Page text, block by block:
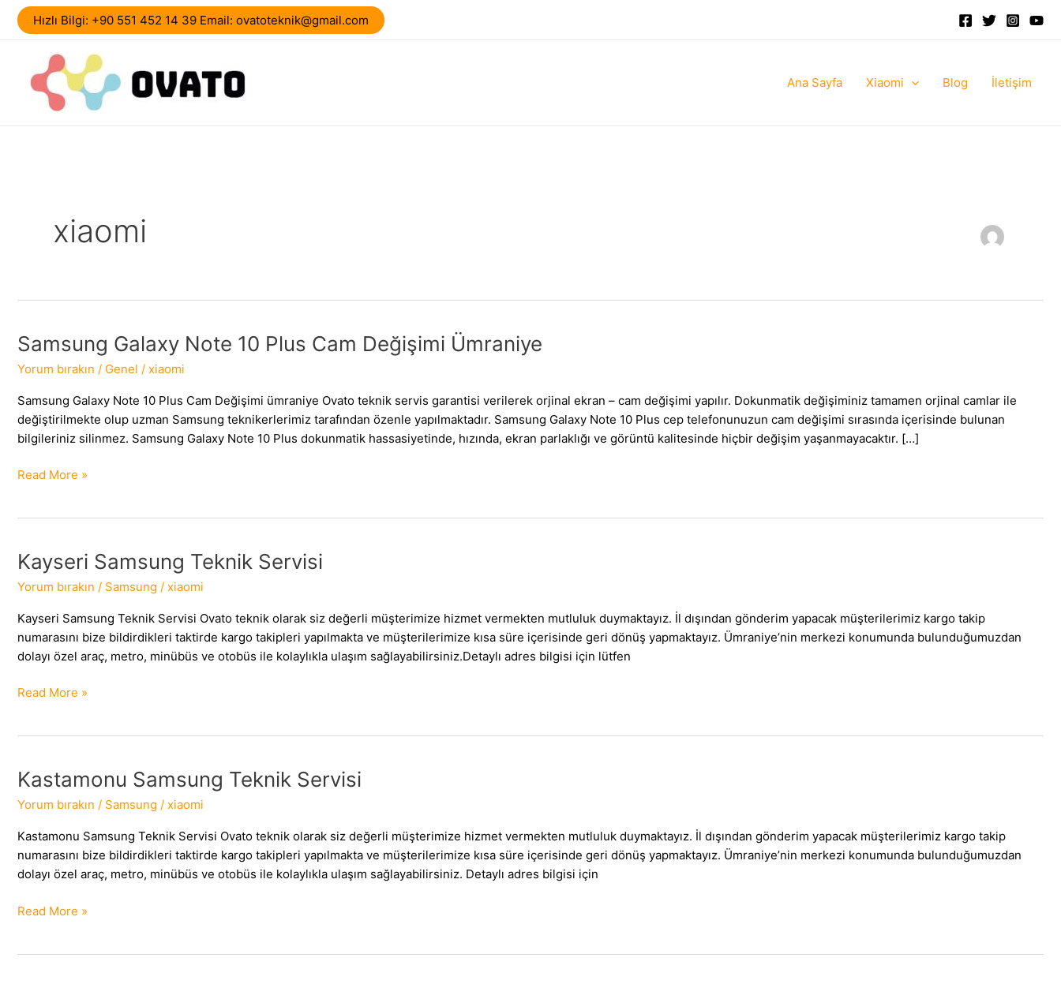
İçeriğe
atla
Hızlı Bilgi: +90 551 452 14 39 Email: ovatoteknik@gmail.com
Ana Sayfa Xiaomi Blog İletişim
xiaomi
Samsung Galaxy Note 10 Plus Cam Değişimi Ümraniye
Yorum bırakın / Genel / xiaomi
Samsung Galaxy Note 10 Plus Cam Değişimi ümraniye Ovato teknik servis garantisi verilerek orjinal ekran – cam değişimi yapılır. Dokunmatik değişiminiz tamamen orjinal camlar ile
değiştirilmekte olup uzman Samsung teknikerlerimiz tarafından özenle yapılmaktadır. Samsung Galaxy Note 10 Plus cep telefonunuzun cam değişimi sırasında içerisinde bulunan
bilgileriniz silinmez. Samsung Galaxy Note 10 Plus dokunmatik hassasiyetinde, hızında, ekran parlaklığı ve görüntü kalitesinde hiçbir değişim yaşanmayacaktır. […]
Samsung
Cam
Değişimi
Read More »
Kayseri Samsung Teknik Servisi
Yorum bırakın / Samsung / xiaomi
Kayseri Samsung Teknik Servisi Ovato teknik olarak siz değerli müşterimize hizmet vermekten mutluluk duymaktayız. İl dışından gönderim yapacak müşterilerimiz kargo takip
numarasını bize bildirdikleri taktirde kargo takipleri yapılmakta ve müşterilerimize kısa süre içerisinde geri dönüş yapmaktayız. Ümraniye’nin merkezi konumunda bulunduğumuzdan
dolayı özel araç, metro, minübüs ve otobüs ile kolaylıkla ulaşım sağlayabilirsiniz.Detaylı adres bilgisi için lütfen
Kayseri
Read More »
Kastamonu Samsung Teknik Servisi
Yorum bırakın / Samsung / xiaomi
Kastamonu Samsung Teknik Servisi Ovato teknik olarak siz değerli müşterimize hizmet vermekten mutluluk duymaktayız. İl dışından gönderim yapacak müşterilerimiz kargo takip
numarasını bize bildirdikleri taktirde kargo takipleri yapılmakta ve müşterilerimize kısa süre içerisinde geri dönüş yapmaktayız. Ümraniye’nin merkezi konumunda bulunduğumuzdan
dolayı özel araç, metro, minübüs ve otobüs ile kolaylıkla ulaşım sağlayabilirsiniz. Detaylı adres bilgisi için
Kastamonu
Read More »